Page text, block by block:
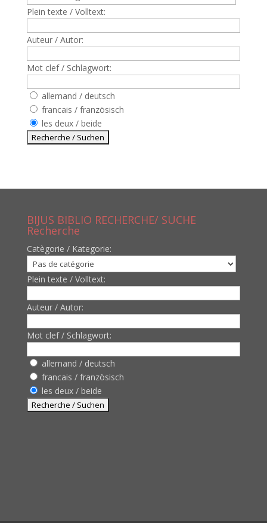
Plein texte / Volltext:
Auteur / Autor:
Mot clef / Schlagwort:
allemand / deutsch
francais / französisch
les deux / beide
BIJUS BIBLIO RECHERCHE/ SUCHE
Recherche
Catègorie / Kategorie:
Plein texte / Volltext:
Auteur / Autor:
Mot clef / Schlagwort:
allemand / deutsch
francais / französisch
les deux / beide